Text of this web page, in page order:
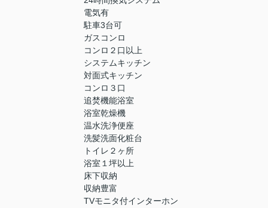
電気有
駐車3台可
ガスコンロ
コンロ２口以上
システムキッチン
対面式キッチン
コンロ３口
追焚機能浴室
浴室乾燥機
温水洗浄便座
洗髪洗面化粧台
トイレ２ヶ所
浴室１坪以上
床下収納
収納豊富
TVモニタ付インターホン